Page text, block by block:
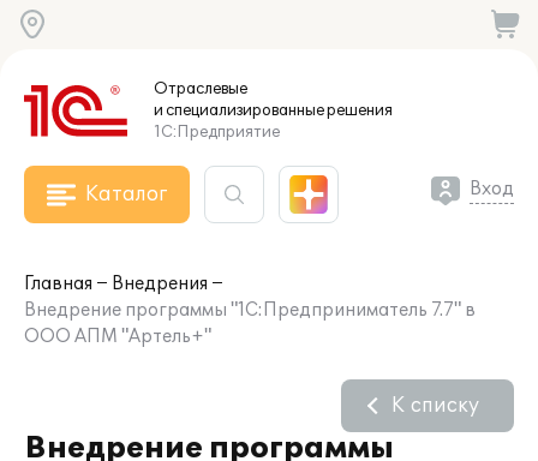
Отраслевые
и специализированныерешения
1С:Предприятие
Каталог Вход
Главная
Внедрения
Внедрение программы "1С:Предприниматель 7.7" в
ООО АПМ "Артель+"
Внедрение программы
К списку